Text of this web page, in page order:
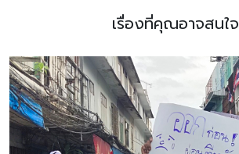
เรื่องที่คุณอาจสนใจ